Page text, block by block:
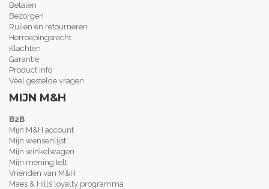
Betalen
Bezorgen
Ruilen en retourneren
Herroepingsrecht
Klachten
Garantie
Product info
Veel gestelde vragen
MIJN M&H
B2B
Mijn M&H account
Mijn wensenlijst
Mijn winkelwagen
Mijn mening telt
Vrienden van M&H
Maes & Hills loyalty programma